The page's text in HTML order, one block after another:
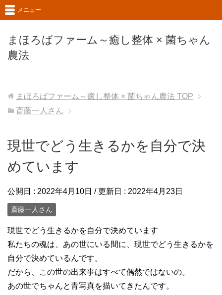
まほろばファーム～癒し整体 × 菌ちゃん
農法
メニュー
まほろばファーム～癒し整体 × 菌ちゃん農法 TOP
斎藤一人さん
現世でどう生きるかを自分で決
めています
公開日 : 2022年4月10日 / 更新日 : 2022年4月23日
斎藤一人さん
現世でどう生きるかを自分で決めています
私たちの魂は、あの世にいる間に、現世でどう生きるかを
自分で決めているんです。
だから、この世の出来事はすべて偶然ではないの。
あの世でちゃんと青写真を描いてきたんです。